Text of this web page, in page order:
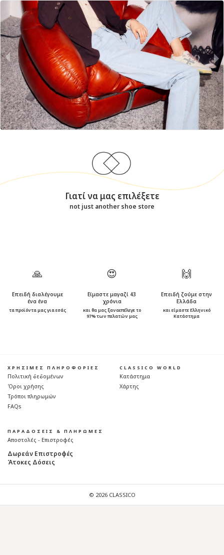
Γιατί να μας επιλέξετε
not just another shoe store
🙏
Επειδή διαλέγουμε
ένα ένα
τα προϊόντα μας για εσάς
😍
Είμαστε μαγαζί 43
χρόνια
και θα μας ξαναεπέλεγε το
97% των πελατών μας
🙌
Επειδή ζούμε στην
Ελλάδα
και είμαστε Ελληνικό
Κατάστημα
ΧΡΗΣΙΜΕΣ ΠΛΗΡΟΦΟΡΙΕΣ
Πολιτική δεδομένων
Όροι χρήσης
Τρόποι πληρωμών
FAQs
CLASSICO WORLD
Κατάστημα
Χάρτης
ΠΑΡΑΔΟΣΕΙΣ & ΠΛΗΡΩΜΕΣ
Αποστολές - Επιστροφές
Δωρεάν Επιστροφές
Άτοκες Δόσεις
© 2026 CLASSICO